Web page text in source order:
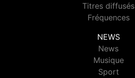
Titres diffusés
Fréquences
NEWS
News
Musique
Sport